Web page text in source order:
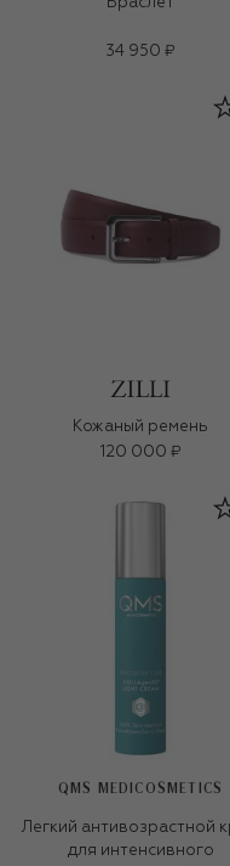
Браслет
34 950 ₽
Кожаный ремень
120 000 ₽
QMS MEDICOSMETICS
Легкий антивозрастной
для интенсивного